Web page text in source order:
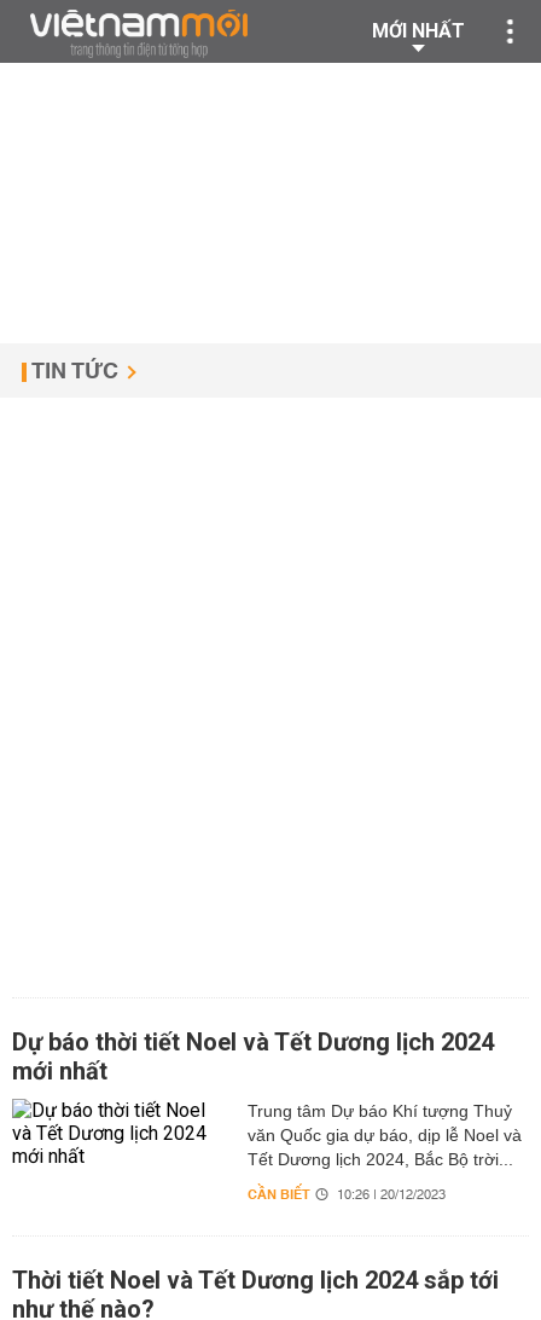
MỚI NHẤT
TIN TỨC
Dự báo thời tiết Noel và Tết Dương lịch 2024
mới nhất
Trung tâm Dự báo Khí tượng Thuỷ
văn Quốc gia dự báo, dịp lễ Noel và
Tết Dương lịch 2024, Bắc Bộ trời...
CẦN BIẾT 10:26 | 20/12/2023
Thời tiết Noel và Tết Dương lịch 2024 sắp tới
như thế nào?